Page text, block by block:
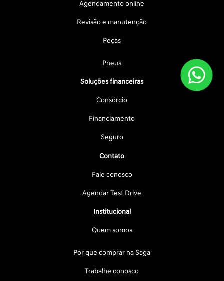
Agendamento online
Revisão e manutenção
Peças
Pneus
Soluções financeiras
Consórcio
Financiamento
Seguro
Contato
Fale conosco
Agendar Test Drive
Institucional
Quem somos
Por que comprar na Saga
Trabalhe conosco